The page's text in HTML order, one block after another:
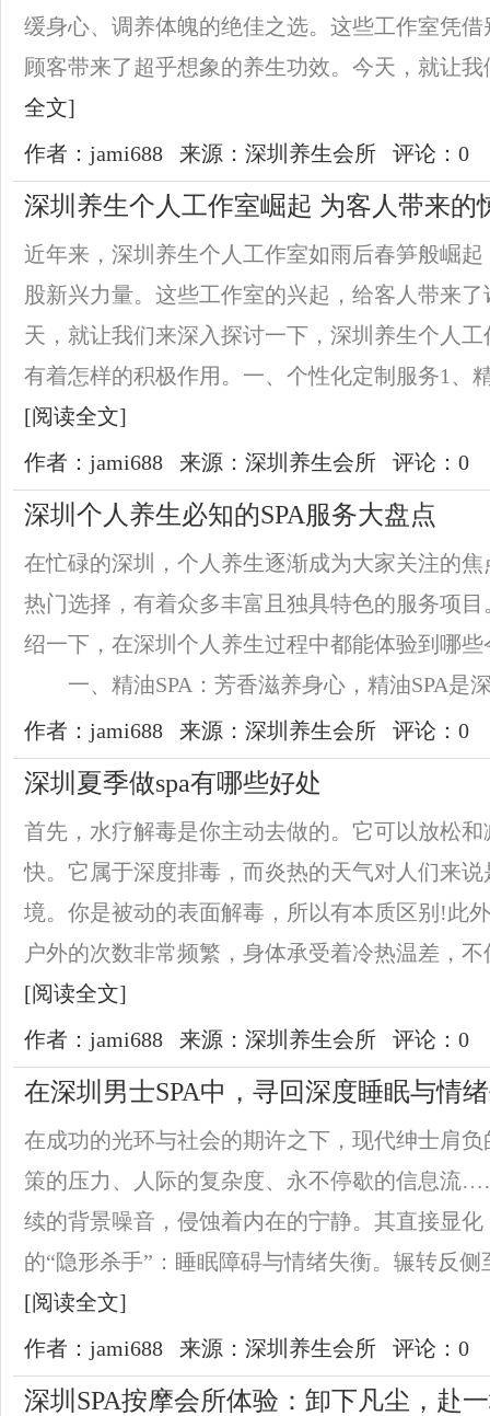
缓身心、调养体魄的绝佳之选。这些工作室凭
顾客带来了超乎想象的养生功效。今天，就让
全文]
作者：jami688
来源：深圳养生会所 评论：0
深圳养生个人工作室崛起 为客人带来的
近年来，深圳养生个人工作室如雨后春笋般崛
股新兴力量。这些工作室的兴起，给客人带来
天，就让我们来深入探讨一下，深圳养生个人
有着怎样的积极作用。一、个性化定制服务1、
[阅读全文]
作者：jami688
来源：深圳养生会所 评论：0
深圳个人养生必知的SPA服务大盘点
在忙碌的深圳，个人养生逐渐成为大家关注的焦
热门选择，有着众多丰富且独具特色的服务项
绍一下，在深圳个人养生过程中都能体验到哪些
一、精油SPA：芳香滋养身心，精油SPA是
作者：jami688
来源：深圳养生会所 评论：0
深圳夏季做spa有哪些好处
首先，水疗解毒是你主动去做的。它可以放松
快。它属于深度排毒，而炎热的天气对人们来
境。你是被动的表面解毒，所以有本质区别!此
户外的次数非常频繁，身体承受着冷热温差，
[阅读全文]
作者：jami688
来源：深圳养生会所 评论：0
在深圳男士SPA中，寻回深度睡眠与情
在成功的光环与社会的期许之下，现代绅士肩
策的压力、人际的复杂度、永不停歇的信息流
续的背景噪音，侵蚀着内在的宁静。其直接显
的“隐形杀手”：睡眠障碍与情绪失衡。辗转反
[阅读全文]
作者：jami688
来源：深圳养生会所 评论：0
深圳SPA按摩会所体验：卸下凡尘，赴